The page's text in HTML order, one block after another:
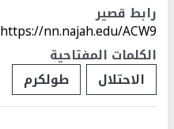
رابط قصير
https://nn.najah.edu/ACW9/
الكلمات المفتاحية
الاحتلال
طولكرم